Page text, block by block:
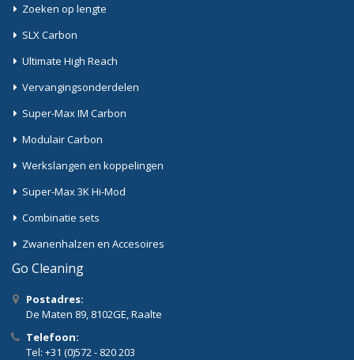
Zoeken op lengte
SLX Carbon
Ultimate High Reach
Vervangingsonderdelen
Super-Max IM Carbon
Modulair Carbon
Werkslangen en koppelingen
Super-Max 3K Hi-Mod
Combinatie sets
Zwanenhalzen en Accesoires
Go Cleaning
Postadres:
De Maten 89, 8102GE, Raalte
Telefoon:
Tel: +31 (0)572 - 820 203